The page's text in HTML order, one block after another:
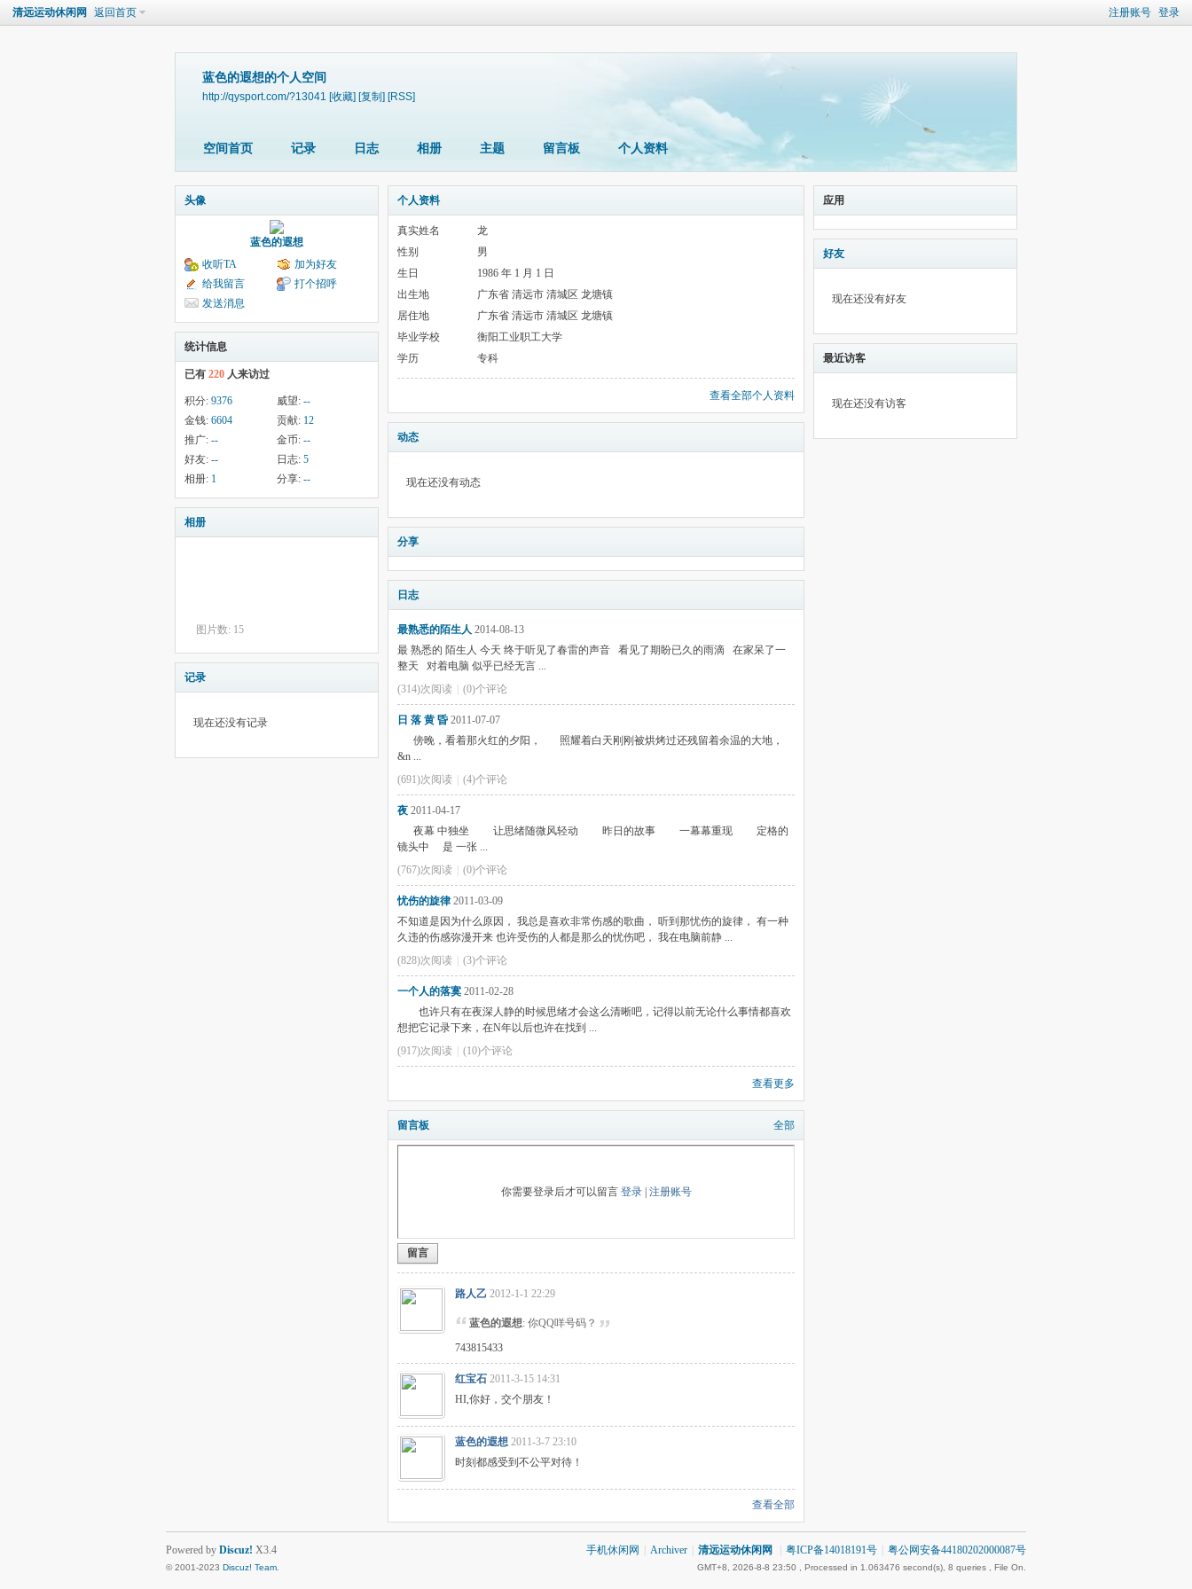
注册账号 登录
清远运动休闲网 返回首页
蓝色的遐想的个人空间
http://qysport.com/?13041 [收藏] [复制] [RSS]
空间首页 记录 日志 相册 主题 留言板 个人资料
头像
蓝色的遐想
收听TA
加为好友
给我留言
打个招呼
发送消息
统计信息
已有 220 人来访过
积分: 9376 威望: --
金钱: 6604 贡献: 12
推广: -- 金币: --
好友: -- 日志: 5
相册: 1 分享: --
相册
图片数: 15
记录
现在还没有记录
个人资料
真实姓名
龙
性别
男
生日
1986 年 1 月 1 日
出生地
广东省 清远市 清城区 龙塘镇
居住地
广东省 清远市 清城区 龙塘镇
毕业学校
衡阳工业职工大学
学历
专科
查看全部个人资料
动态
现在还没有动态
分享
日志
最熟悉的陌生人 2014-08-13
最 熟悉的 陌生人 今天 终于听见了春雷的声音 看见了期盼已久的雨滴 在家呆了一
整天 对着电脑 似乎已经无言 ...
(314)次阅读
(0)个评论
日 落 黄 昏 2011-07-07
傍晚，看着那火红的夕阳， 照耀着白天刚刚被烘烤过还残留着余温的大地，
&n ...
(691)次阅读
(4)个评论
夜 2011-04-17
夜幕 中独坐 让思绪随微风轻动 昨日的故事 一幕幕重现 定格的
镜头中 是 一张 ...
(767)次阅读
(0)个评论
忧伤的旋律2011-03-09
不知道是因为什么原因， 我总是喜欢非常伤感的歌曲， 听到那忧伤的旋律， 有一种
久违的伤感弥漫开来 也许受伤的人都是那么的忧伤吧， 我在电脑前静 ...
(828)次阅读
(3)个评论
一个人的落寞 2011-02-28
也许只有在夜深人静的时候思绪才会这么清晰吧，记得以前无论什么事情都喜欢
想把它记录下来，在N年以后也许在找到 ...
(917)次阅读
(10)个评论
查看更多
留言板 全部
你需要登录后才可以留言 登录| 注册账号
留言
路人乙 2012-1-1 22:29
蓝色的遐想: 你QQ咩号码？
743815433
红宝石 2011-3-15 14:31
HI,你好，交个朋友！
蓝色的遐想 2011-3-7 23:10
时刻都感受到不公平对待！
查看全部
应用
好友
现在还没有好友
最近访客
现在还没有访客
手机休闲网 Archiver 清远运动休闲网 粤ICP备14018191号 粤公网安备44180202000087号
GMT+8, 2026-8-8 23:50 , Processed in 1.063476 second(s), 8 queries , File On.
Powered by Discuz! X3.4
© 2001-2023 Discuz! Team